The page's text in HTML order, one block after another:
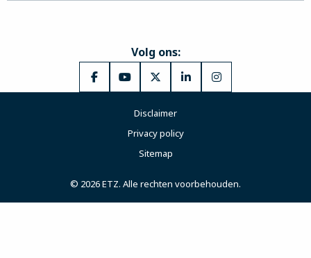
Volg ons:
Ga
Facebook
Ga
YouTube
Ga
X
Ga
Ga
Disclaimer
Privacy policy
Sitemap
© 2026 ETZ. Alle rechten voorbehouden.